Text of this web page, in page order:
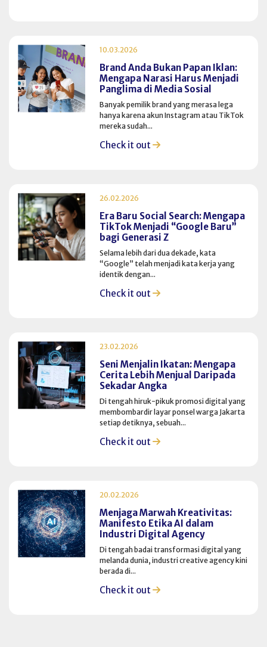
10.03.2026
Brand Anda Bukan Papan Iklan:
Mengapa Narasi Harus Menjadi
Panglima di Media Sosial
Banyak pemilik brand yang merasa lega
hanya karena akun Instagram atau TikTok
mereka sudah...
Check it out
26.02.2026
Era Baru Social Search: Mengapa
TikTok Menjadi “Google Baru”
bagi Generasi Z
Selama lebih dari dua dekade, kata
“Google” telah menjadi kata kerja yang
identik dengan...
Check it out
23.02.2026
Seni Menjalin Ikatan: Mengapa
Cerita Lebih Menjual Daripada
Sekadar Angka
Di tengah hiruk-pikuk promosi digital yang
membombardir layar ponsel warga Jakarta
setiap detiknya, sebuah...
Check it out
20.02.2026
Menjaga Marwah Kreativitas:
Manifesto Etika AI dalam
Industri Digital Agency
Di tengah badai transformasi digital yang
melanda dunia, industri creative agency kini
berada di...
Check it out